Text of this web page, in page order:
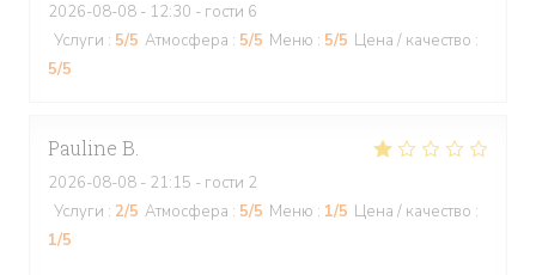
2026-08-08 - 12:30 - гости 6
Услуги : 5/5 Атмосфера : 5/5 Меню : 5/5 Цена / качество :
5/5
Pauline B
2026-08-08 - 21:15 - гости 2
Услуги : 2/5 Атмосфера : 5/5 Меню : 1/5 Цена / качество :
1/5